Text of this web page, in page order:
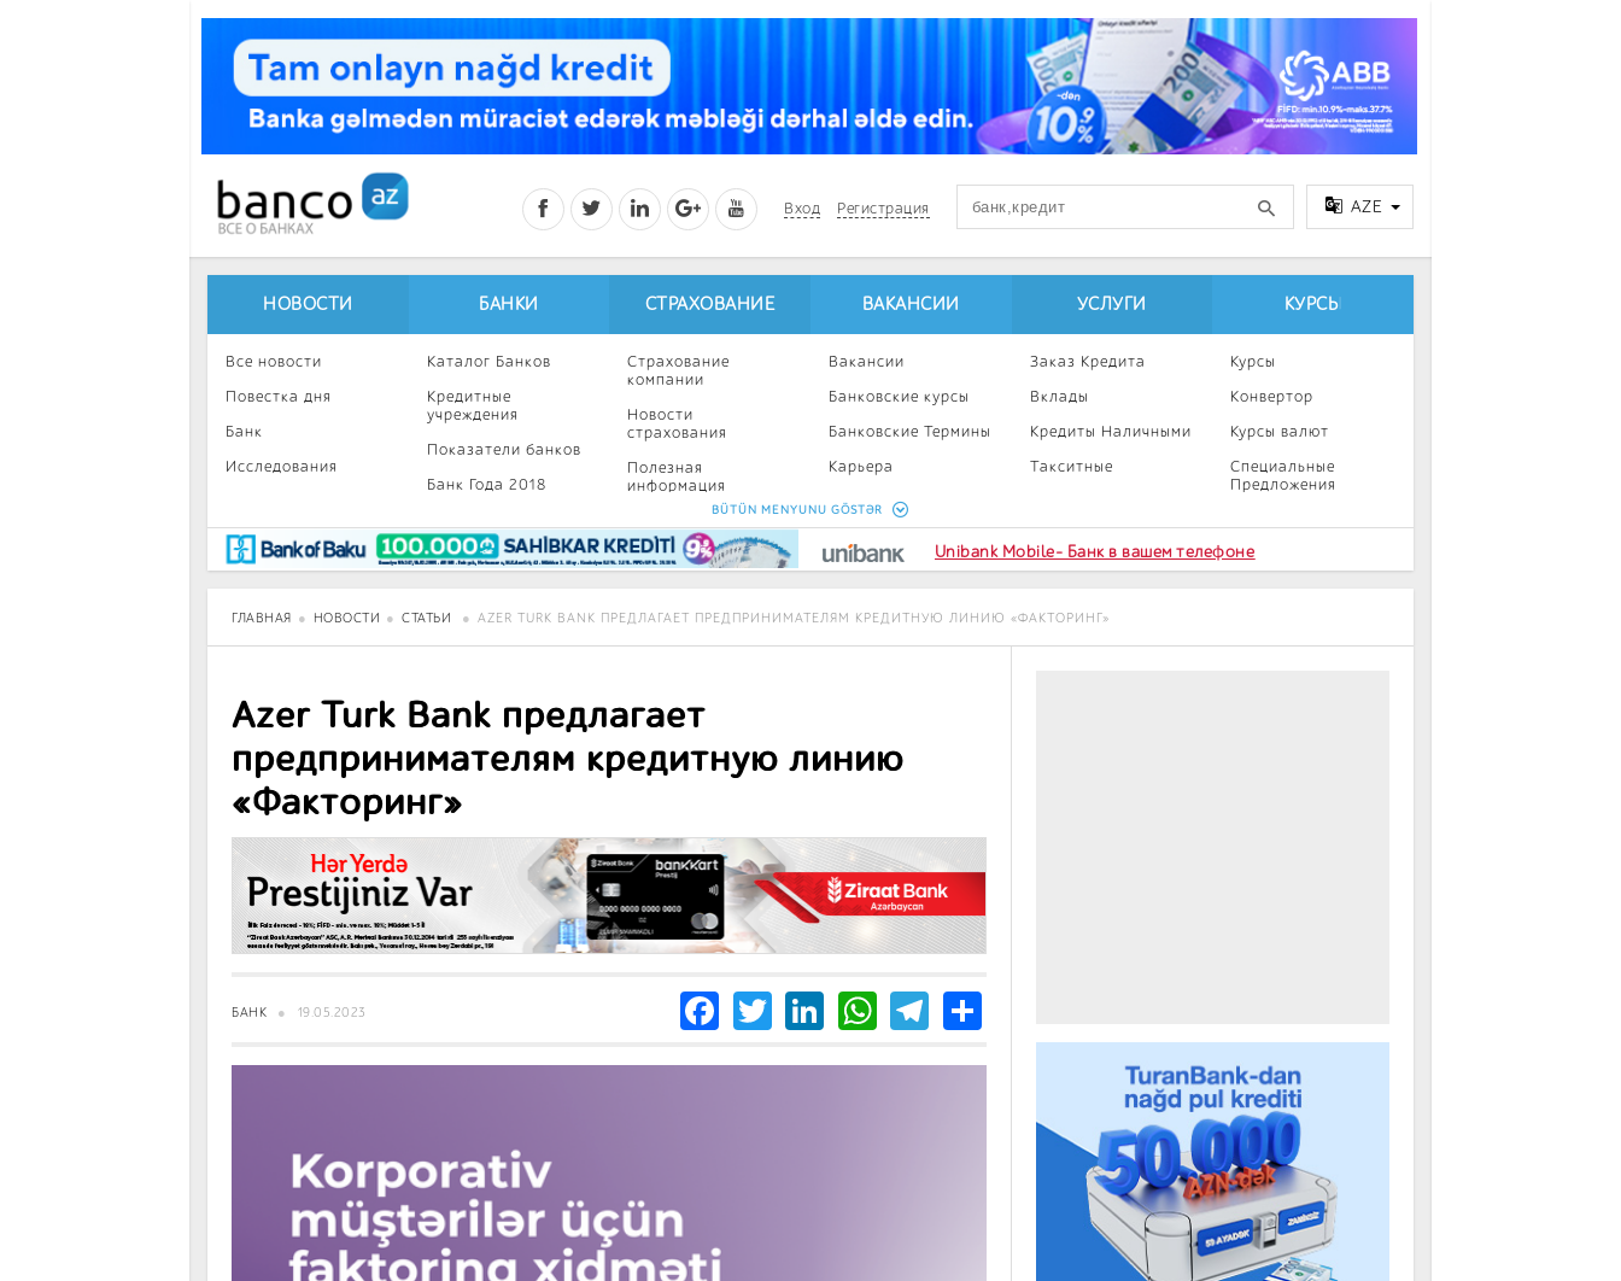
Вход Регистрация AZE
НОВОСТИ
Все новости
Повестка дня
Банк
Исследования
Инвестиции
BancoTV
БАНКИ
Каталог Банков
Кредитные
учреждения
Показатели банков
Банк Года 2018
СТРАХОВАНИЕ
Страхование
компании
Новости
страхования
Полезная
информация
калькулятор
ВАКАНСИИ
Вакансии
Банковские курсы
Банковские Термины
Карьера
Профессиональное
развитие
УСЛУГИ
Заказ Кредита
Вклады
Кредиты Наличными
Такситные
КУРСЫ
Курсы
Конвертор
Курсы валют
Специальные
Предложения
BÜTÜN MENYUNU GÖSTƏR
Unibank Mobile- Банк в вашем телефоне
ГЛАВНАЯ НОВОСТИ СТАТЬИ AZER TURK BANK ПРЕДЛАГАЕТ ПРЕДПРИНИМАТЕЛЯМ КРЕДИТНУЮ ЛИНИЮ «ФАКТОРИНГ»
Azer Turk Bank предлагает
предпринимателям кредитную линию
«Факторинг»
БАНК 19.05.2023 Facebook
TwitterLinkedIn
WhatsApp
Telegram
Share